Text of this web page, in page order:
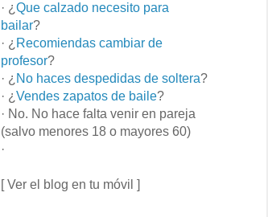
· ¿ Que calzado necesito para
bailar?
· ¿ Recomiendas cambiar de
profesor?
· ¿ No haces despedidas de soltera?
· ¿ Vendes zapatos de baile?
· No. No hace falta venir en pareja
(salvo menores 18 o mayores 60)
·
[ Ver el blog en tu móvil ]